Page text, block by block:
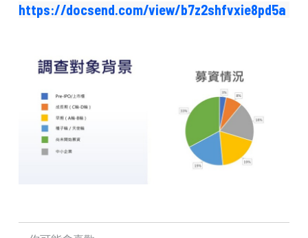
https://docsend.com/view/b7z2shfvxie8pd5a